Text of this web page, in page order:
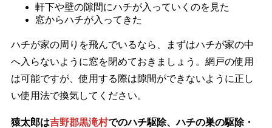
軒下や壁の隙間にハチが入っていくのを見た
窓からハチが入ってきた
ハチが家の周りを飛んでいるなら、まずはハチが家の中
へ入らないように窓を閉めておきましょう。網戸の使用
は可能ですが、使用する際は隙間ができないように正し
い使用法で換気してください。
猿太郎は吉野郡黒滝村でのハチ駆除、ハチの巣の駆除・